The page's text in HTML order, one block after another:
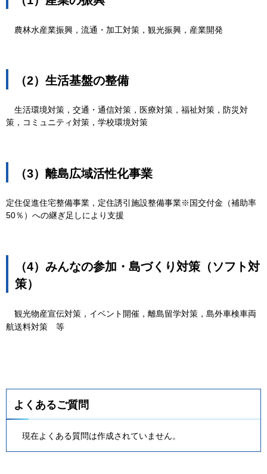
農林水産業振興，流通・加工対策，観光振興，産業開発
（2）生活基盤の整備
生活環境対策 ，交通・通信対策，医療対策，福祉対策，防災対
策，コミュニティ対策，学校環境対策
（3）離島広域活性化事業
定住促進住宅整備事業，定住誘引施設整備事業※国交付金（補助率
50％）への継ぎ足しにより支援
（4）みんなの参加・島づくり対策（ソフト対
策）
観光物産宣伝対策 ，イベント開催，離島留学対策，島外車検車両
航送料対策
等
よくあるご質問
現在よくある質問は作成されていません。